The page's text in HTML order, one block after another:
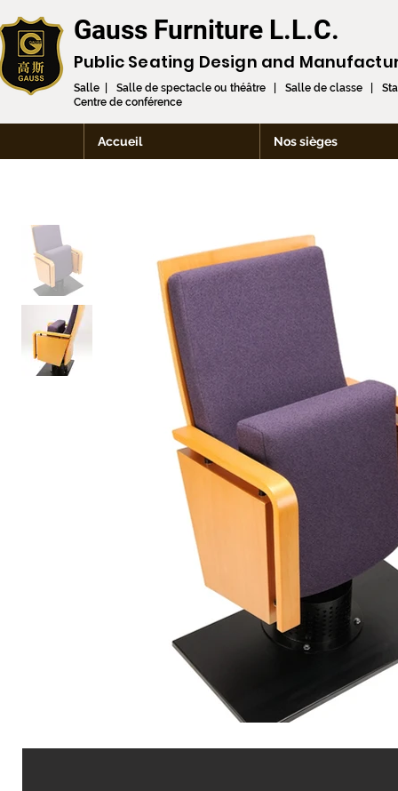
Gauss Furniture L.L.C.
Public Seating Design and
Salle | Salle de spectacle ou théâtre | Salle de classe |
Centre de conférence
Accueil Nos sièges